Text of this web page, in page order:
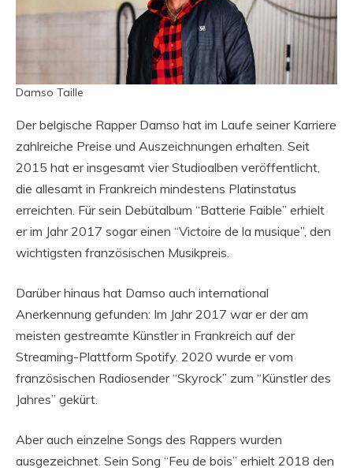
Damso Taille
Der belgische Rapper Damso hat im Laufe seiner Karriere
zahlreiche Preise und Auszeichnungen erhalten. Seit
2015 hat er insgesamt vier Studioalben veröffentlicht,
die allesamt in Frankreich mindestens Platinstatus
erreichten. Für sein Debütalbum “Batterie Faible” erhielt
er im Jahr 2017 sogar einen “Victoire de la musique”, den
wichtigsten französischen Musikpreis.
Darüber hinaus hat Damso auch international
Anerkennung gefunden: Im Jahr 2017 war er der am
meisten gestreamte Künstler in Frankreich auf der
Streaming-Plattform Spotify. 2020 wurde er vom
französischen Radiosender “Skyrock” zum “Künstler des
Jahres” gekürt.
Aber auch einzelne Songs des Rappers wurden
ausgezeichnet. Sein Song “Feu de bois” erhielt 2018 den